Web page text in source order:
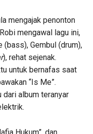
mengajak penonton
mengawal lagu ini,
Gembul (drum),
), rehat sejenak.
untuk bernafas saat
“Is Me”.
dari album teranyar
Hukum”, dan